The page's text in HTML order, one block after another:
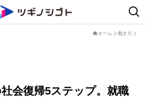
ホーム 働き方
会復帰5ステップ。就職